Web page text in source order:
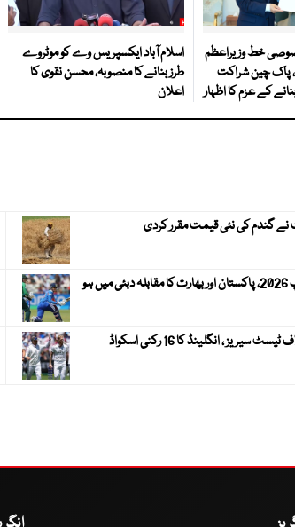
خط وزیراعظم
پاک چین شراکت
کے عزم کا اظہار
اسلام آباد ایکسپریس وے کو موٹروے
طرز بنانے کا منصوبہ، محسن نقوی کا
اعلان
گندم کی نئی قیمت مقرر کردی
ویمنز ایشیا کپ 2026، پاکستان اور بھارت کا مقابلہ دبئی میں ہو
پاکستان کیخلاف ٹیسٹ سیریز ، انگلینڈ کا 16 رکنی اسکواڈ